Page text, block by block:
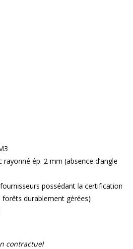
rayonné ép. 2 mm (absence d’angle
possédant la certification
forêts durablement gérées)
contractuel